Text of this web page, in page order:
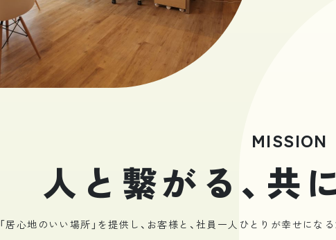
MISSION
人と繋がる、 共
「居心地のいい場所」を提供し、 お客様と、社員一人ひとりが幸せになる